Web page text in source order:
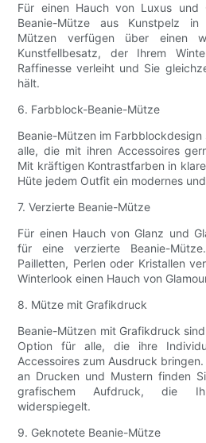
Für einen Hauch von Luxus und
Beanie-Mütze aus Kunstpelz
Mützen verfügen über einen
Kunstfellbesatz, der Ihrem
Raffinesse verleiht und Sie
hält.
6. Farbblock-Beanie-Mütze
Beanie-Mützen im
alle, die mit ihren Accessoires
Mit kräftigen Kontrastfarben in
Hüte jedem Outfit ein modernes
7. Verzierte Beanie-Mütze
Für einen Hauch von Glanz und
für eine verzierte Beanie-
Pailletten, Perlen oder Kristallen
Winterlook einen Hauch von
8. Mütze mit Grafikdruck
Beanie-Mützen mit Grafikdruck
Option für alle, die ihre
Accessoires zum Ausdruck
an Drucken und Mustern finden
grafischem Aufdruck, die
widerspiegelt.
9. Geknotete Beanie-Mütze